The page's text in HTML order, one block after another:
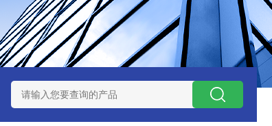
用热失重马弗炉 实验室小型高温马弗炉 陶瓷纤维